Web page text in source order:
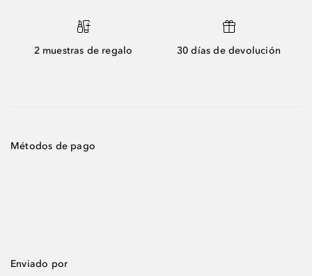
2 muestras de regalo 30 días de devolución
Métodos de pago
Enviado por